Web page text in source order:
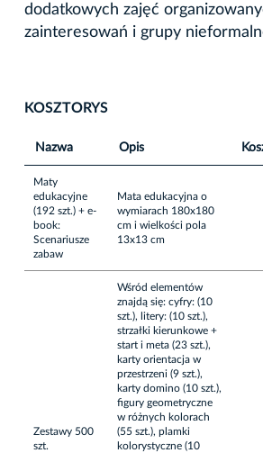
dodatkowych zajęć
zainteresowań i grupy
KOSZTORYS
Nazwa Opis
Maty
edukacyjne
(192 szt.) + e-
book:
Scenariusze
zabaw
Mata edukacyjna o
wymiarach 180x180
cm i wielkości pola
13x13 cm
Zestawy 500
szt.
Wśród elementów
znajdą się: cyfry: (10
szt.), litery: (10 szt.),
strzałki kierunkowe +
start i meta (23 szt.),
karty orientacja w
przestrzeni (9 szt.),
karty domino (10 szt.),
figury geometryczne
w różnych kolorach
(55 szt.), plamki
kolorystyczne (10